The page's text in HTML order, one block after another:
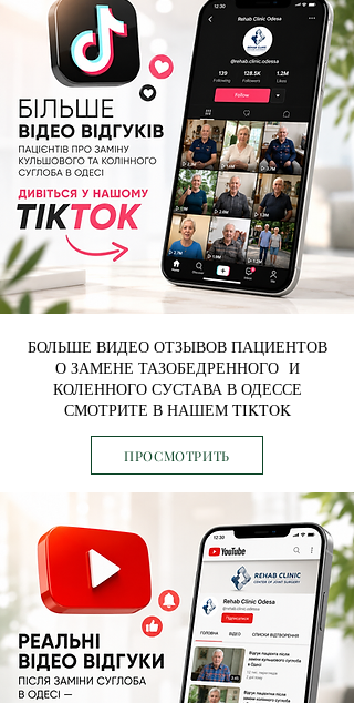
БОЛЬШЕ ВИДЕО ОТЗЫВОВ ПАЦИЕНТОВ
О ЗАМЕНЕ ТАЗОБЕДРЕННОГО И
КОЛЕННОГО СУСТАВА В ОДЕССЕ
СМОТРИТЕ В НАШЕМ TIKTOK
ПРОСМОТРИТЬ